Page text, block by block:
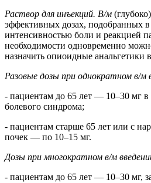
Раствор для инъекций. В/м
эффективных дозах, подобранных в
интенсивностью боли и реакцией
необходимости одновременно
назначить опиоидные анальгетики
Разовые дозы при однократном в/м
- пациентам до 65 лет — 10–30 мг в
болевого синдрома;
- пациентам старше 65 лет или с
почек — по 10–15 мг.
Дозы при многократном в/м
- пациентам до 65 лет — 10–30 мг,